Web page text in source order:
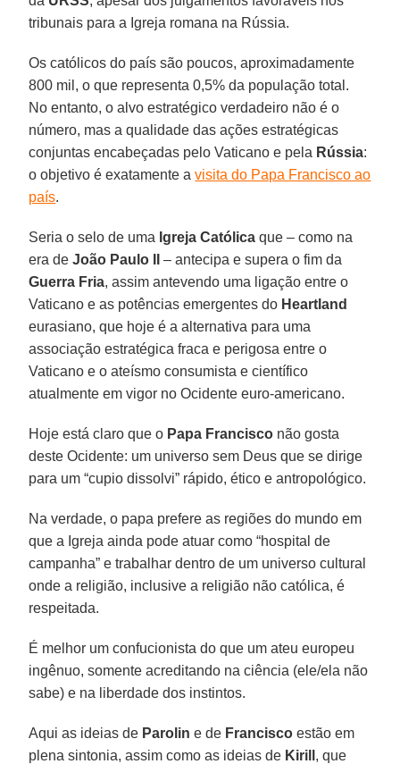
tribunais para a Igreja romana na Rússia.
Os católicos do país são poucos, aproximadamente
800 mil, o que representa 0,5% da população total.
No entanto, o alvo estratégico verdadeiro não é o
número, mas a qualidade das ações estratégicas
conjuntas encabeçadas pelo Vaticano e pela Rússia:
o objetivo é exatamente avisita do Papa Francisco ao
país.
Seria o selo de uma Igreja Católica que – como na
era de João Paulo II
– antecipa e supera o fim da
Guerra Fria, assim antevendo uma ligação entre o
Vaticano e as potências emergentes do Heartland
eurasiano, que hoje é a alternativa para uma
associação estratégica fraca e perigosa entre o
Vaticano e o ateísmo consumista e científico
atualmente em vigor no Ocidente euro-americano.
Hoje está claro que o Papa Francisco não gosta
deste Ocidente: um universo sem Deus que se dirige
para um “cupio dissolvi” rápido, ético e antropológico.
Na verdade, o papa prefere as regiões do mundo em
que a Igreja ainda pode atuar como “hospital de
campanha” e trabalhar dentro de um universo cultural
onde a religião, inclusive a religião não católica, é
respeitada.
É melhor um confucionista do que um ateu europeu
ingênuo, somente acreditando na ciência (ele/ela não
sabe) e na liberdade dos instintos.
Aqui as ideias de Parolin e de Francisco estão em
plena sintonia, assim como as ideias de Kirill , que